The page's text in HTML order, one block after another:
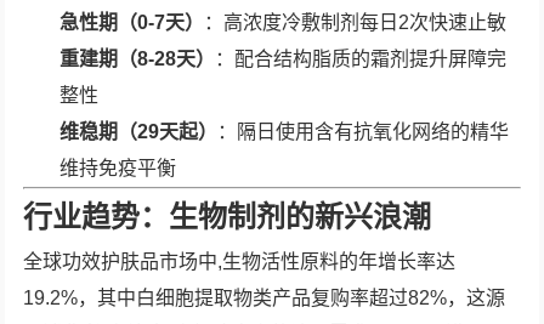
急性期（0-7天）
：高浓度冷敷制剂每日2次快速止敏
重建期（8-28天）
：配合结构脂质的霜剂提升屏障完
整性
维稳期（29天起）
：隔日使用含有抗氧化网络的精华
维持免疫平衡
行业趋势：生物制剂的新兴浪潮
全球功效护肤品市场中,生物活性原料的年增长率达
19.2%，其中白细胞提取物类产品复购率超过82%，这源